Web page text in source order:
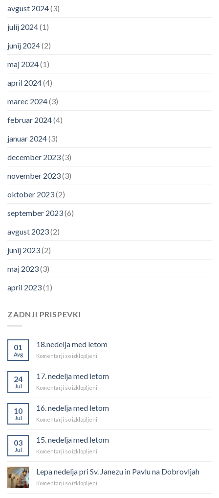
avgust 2024(3)
julij 2024(1)
junij 2024(2)
maj 2024(1)
april 2024(4)
marec 2024(3)
februar 2024(4)
januar 2024(3)
december 2023(3)
november 2023(3)
oktober 2023(2)
september 2023(6)
avgust 2023(2)
junij 2023(2)
maj 2023(3)
april 2023(1)
ZADNJI PRISPEVKI
01
Avg
18.nedelja med letom
Komentarji so izklopljeni
letom
24
Jul
17. nedelja med letom
Komentarji so izklopljeni
med
10
Jul
16. nedelja med letom
Komentarji so izklopljeni
med
03
Jul
15. nedelja med letom
Komentarji so izklopljeni
med
Lepa nedelja pri Sv. Janezu in Pavlu na Dobrovljah
Komentarji so izklopljeni